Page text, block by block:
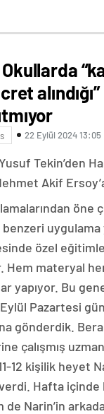
22 Eylül 2024 13:05
Tekin’den
Akif
öne
uygulama
özel
Hem materyal
yapıyor. Bu
Pazartesi
gönderdik.
çalışmış
12 kişilik heyet
Hafta
de Narin’in